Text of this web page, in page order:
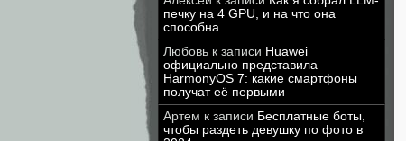
печку на 4 GPU, и на что она
способна
Любовь к записи Huawei
официально представила
HarmonyOS 7: какие смартфоны
получат её первыми
Артем к записи Бесплатные боты,
чтобы раздеть девушку по фото в